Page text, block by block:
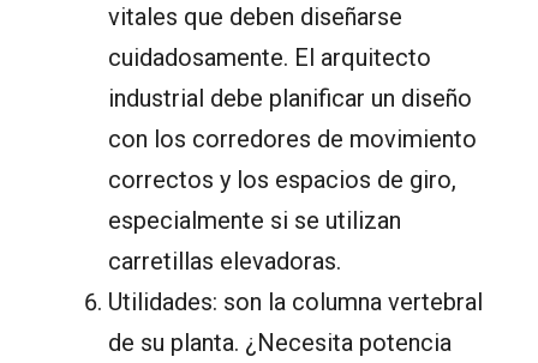
vitales que deben diseñarse
cuidadosamente. El arquitecto
industrial debe planificar un diseño
con los corredores de movimiento
correctos y los espacios de giro,
especialmente si se utilizan
carretillas elevadoras.
Utilidades: son la columna vertebral
de su planta. ¿Necesita potencia